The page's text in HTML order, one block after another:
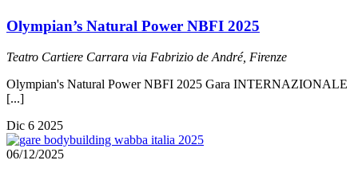
Olympian’s Natural Power NBFI 2025
Teatro Cartiere Carrara via Fabrizio de André, Firenze
Olympian's Natural Power NBFI 2025 Gara INTERNAZIONALE
[...]
Dic 6 2025
06/12/2025